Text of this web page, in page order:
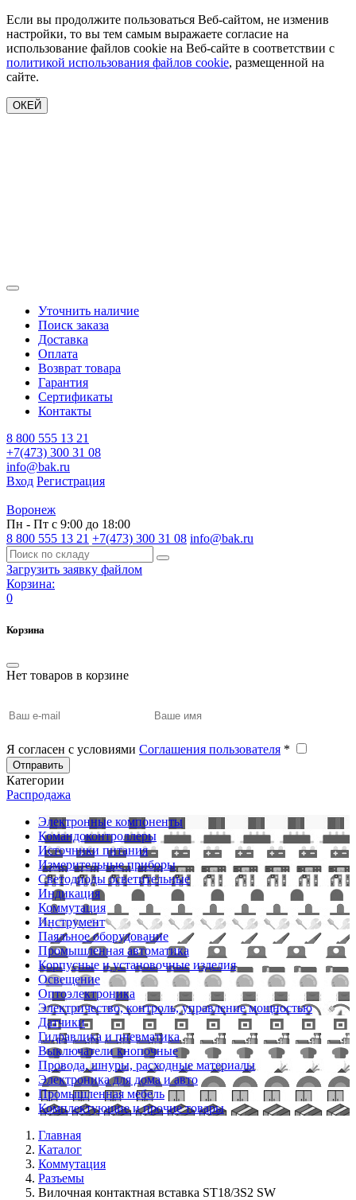
Если вы продолжите пользоваться Веб-сайтом, не изменив
настройки, то вы тем самым выражаете согласие на
использование файлов cookie на Веб-сайте в соответствии с
политикой использования файлов cookie, размещенной на
сайте.
ОКЕЙ
Уточнить наличие
Поиск заказа
Доставка
Оплата
Возврат товара
Гарантия
Сертификаты
Контакты
8 800 555 13 21
+7(473) 300 31 08
info@bak.ru
Вход Регистрация
Воронеж
Пн - Пт с 9:00 до 18:00
8 800 555 13 21 +7(473) 300 31 08 info@bak.ru
Загрузить заявку файлом
Корзина:
0
Корзина
Нет товаров в корзине
Я согласен с условиями Соглашения пользователя *
Отправить
Категории
Распродажа
Электронные компоненты
Командоконтроллеры
Источники питания
Измерительные приборы
Светодиоды осветительные
Индикация
Коммутация
Инструмент
Паяльное оборудование
Промышленная автоматика
Корпусные и установочные изделия
Освещение
Оптоэлектроника
Электричество, контроль, управление мощностью
Датчики
Гидравлика и пневматика
Выключатели кнопочные
Провода, шнуры, расходные материалы
Электроника для дома и авто
Промышленная мебель
Комплектующие и прочие товары
Главная
Каталог
Коммутация
Разъемы
Вилочная контактная вставка ST18/3S2 SW